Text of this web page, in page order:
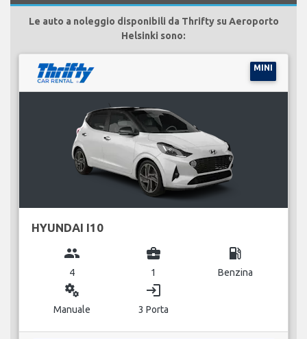
Le auto a noleggio disponibili da Thrifty su Aeroporto
Helsinki sono:
MINI
HYUNDAI I10
group
4
business_center
1
local_gas_station
Benzina
miscellaneous_services
Manuale
login
3 Porta